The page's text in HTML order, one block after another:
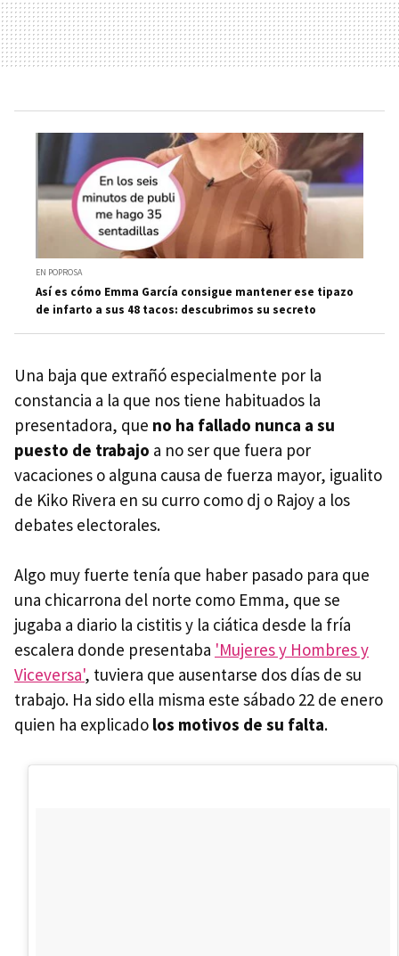
EN POPROSA
Así es cómo Emma García consigue mantener ese tipazo
de infarto a sus 48 tacos: descubrimos su secreto
Una baja que extrañó especialmente por la
constancia a la que nos tiene habituados la
presentadora, que no ha fallado nunca a su
puesto de trabajo a no ser que fuera por
vacaciones o alguna causa de fuerza mayor, igualito
de Kiko Rivera en su curro como dj o Rajoy a los
debates electorales.
Algo muy fuerte tenía que haber pasado para que
una chicarrona del norte como Emma, que se
jugaba a diario la cistitis y la ciática desde la fría
escalera donde presentaba 'Mujeres y Hombres y
Viceversa', tuviera que ausentarse dos días de su
trabajo. Ha sido ella misma este sábado 22 de enero
quien ha explicado los motivos de su falta.